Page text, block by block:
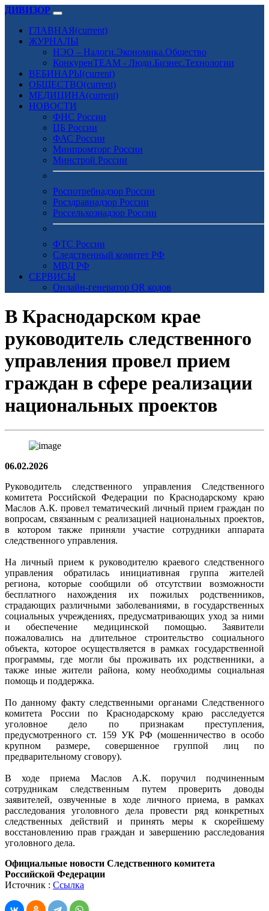
ДИВИЗОР
ГЛАВНАЯ(current)
ЖУРНАЛЫ
НЭО – Налоги.Экономика.Общество
КонкуренTEAM - Люди.Бизнес.Технологии
ВЕБИНАРЫ(current)
ОБЩЕСТВО(current)
МЕДИЦИНА(current)
НОВОСТИ
ФНС России
ЦБ России
ФАС России
Минпромторг России
Минстрой России
Роспотребнадзор России
Росздравнадзор России
Россельхознадзор России
ФТС России
Следственный комитет РФ
МВД РФ
СЕРВИСЫ
Онлайн-генератор QR кодов
В Краснодарском крае
руководитель следственного
управления провел прием
граждан в сфере реализации
национальных проектов
06.02.2026
Руководитель следственного управления Следственного
комитета Российской Федерации по Краснодарскому краю
Маслов А.К. провел тематический личный прием граждан по
вопросам, связанным с реализацией национальных проектов,
в котором также приняли участие сотрудники аппарата
следственного управления.
На личный прием к руководителю краевого следственного
управления обратилась инициативная группа жителей
региона, которые сообщили об отсутствии возможности
бесплатного нахождения их пожилых родственников,
страдающих различными заболеваниями, в государственных
социальных учреждениях, предусматривающих уход за ними
и обеспечение медицинской помощью. Заявители
пожаловались на длительное строительство социального
объекта, которое осуществляется в рамках государственной
программы, где могли бы проживать их родственники, а
также иные жители района, кому необходимы социальная
помощь и поддержка.
По данному факту следственными органами Следственного
комитета России по Краснодарскому краю расследуется
уголовное дело по признакам преступления,
предусмотренного ст. 159 УК РФ (мошенничество в особо
крупном размере, совершенное группой лиц по
предварительному сговору).
В ходе приема Маслов А.К. поручил подчиненным
сотрудникам следственным путем проверить доводы
заявителей, озвученные в ходе личного приема, в рамках
расследования уголовного дела провести ряд конкретных
следственных действий и принять меры к скорейшему
восстановлению прав граждан и завершению расследования
уголовного дела.
Официальные новости Следственного комитета
Российской Федерации
Источник : Ссылка